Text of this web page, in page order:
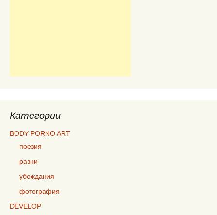
Категории
BODY PORNO ART
поезия
разни
убождания
фотография
DEVELOP